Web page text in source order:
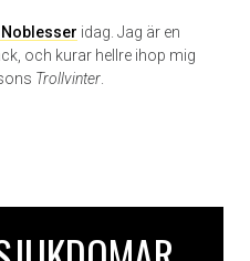
Noblesser idag. Jag är en
och kurar hellre ihop mig
Trollvinter